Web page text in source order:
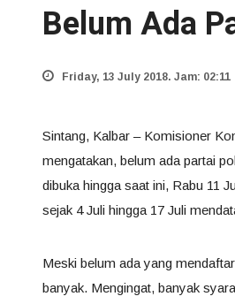
Belum Ada
Friday, 13 July 2018. Jam: 02:11
Sintang, Kalbar – Komisioner
mengatakan, belum ada partai
dibuka hingga saat ini, Rabu 11
sejak 4 Juli hingga 17 Juli
Meski belum ada yang
banyak. Mengingat, banyak